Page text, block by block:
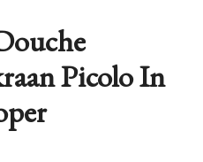
Picolo In